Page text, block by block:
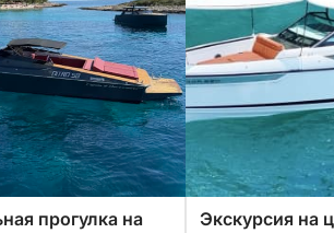
прогулка на
Экскурсия на